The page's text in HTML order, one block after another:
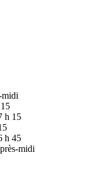
midi
h 15
h 45
midi